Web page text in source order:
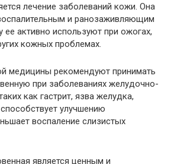
лечение заболеваний кожи. Она
и ранозаживляющим
ее активно используют при ожогах,
кожных проблемах.
медицины рекомендуют принимать
при заболеваниях желудочно-
как гастрит, язва желудка,
улучшению
воспаление слизистых
является ценным и